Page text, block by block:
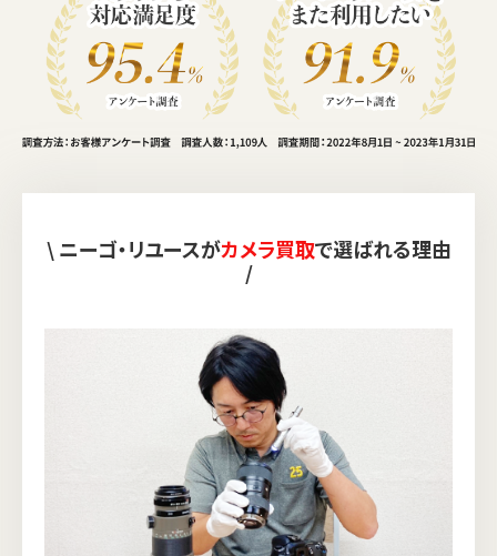
\ ニーゴ・リユースがカメラ買取で選ばれる理由
/